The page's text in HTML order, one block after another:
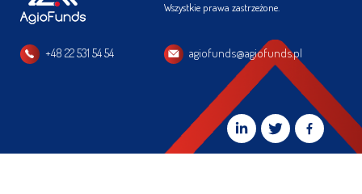
Wszystkie prawa zastrzeżone.
+48 22 531 54 54 agiofunds@agiofunds.pl